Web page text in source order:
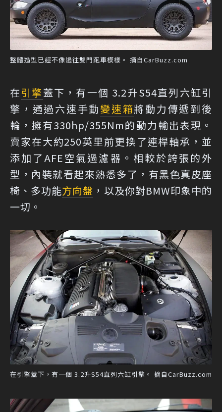
整體造型已經不像過往雙門跑車模樣。 摘自CarBuzz.com
在引擎蓋下，有一個 3.2升S54直列六缸引
擎，通過六速手動變速箱將動力傳遞到後
輪，擁有330hp/355Nm的動力輸出表現。
賣家在大約250英里前更換了連桿軸承，並
添加了AFE空氣過濾器。相較於誇張的外
型，內裝就看起來熟悉多了，有黑色真皮座
椅、多功能方向盤 ，以及你對BMW印象中的
一切。
在引擎蓋下，有一個 3.2升S54直列六缸引擎。 摘自CarBuzz.com